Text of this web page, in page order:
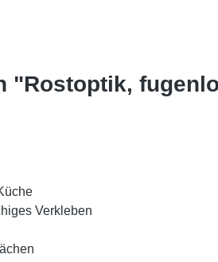
Verkleben